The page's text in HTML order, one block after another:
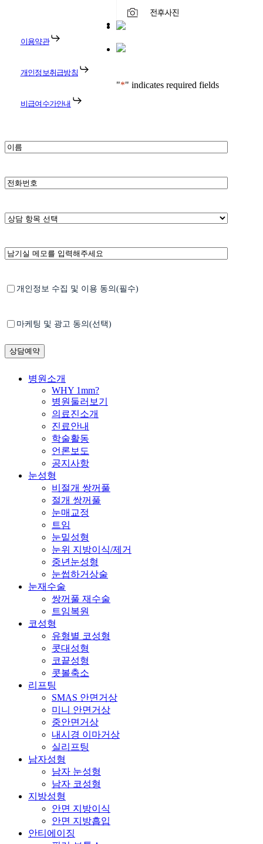
이용약관
개인정보취급방침
비급여수가안내
"*" indicates required fields
이*
휴
번
*
상
목
*
남
메
Untitled*
개인정보 수집 및 이용 동의(필수)
Untitled
마케팅 및 광고 동의(선택)
Close
병원소개
WHY 1mm?
병원둘러보기
의료진소개
진료안내
학술활동
언론보도
공지사항
눈성형
비절개 쌍꺼풀
절개 쌍꺼풀
눈매교정
트임
눈밑성형
눈위 지방이식/제거
중년눈성형
눈썹하거상술
눈재수술
쌍꺼풀 재수술
트임복원
코성형
유형별 코성형
콧대성형
코끝성형
콧볼축소
리프팅
SMAS 안면거상
미니 안면거상
중안면거상
내시경 이마거상
실리프팅
남자성형
남자 눈성형
남자 코성형
지방성형
안면 지방이식
안면 지방흡입
안티에이징